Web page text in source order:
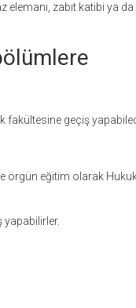
elemanı, zabıt katibi ya
fakültesine geçiş
örgün eğitim olarak